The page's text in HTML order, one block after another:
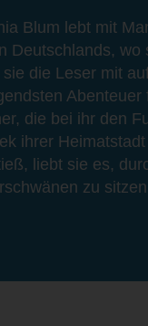
Blum lebt mit
Deutschlands,
sie die Leser mit
die bei ihr den
ihrer
liebt sie es,
zu